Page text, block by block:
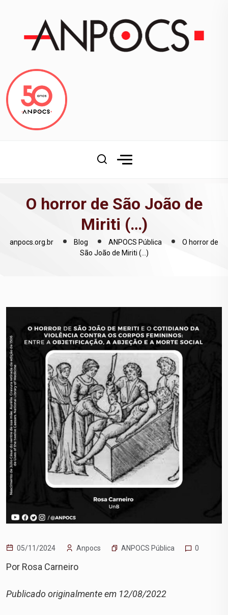
O horror de São João de
Miriti (…)
anpocs.org.br Blog ANPOCS Pública
O horror de
São João de Miriti (…)
05/11/2024 Anpocs ANPOCS Pública 0
Por Rosa Carneiro
Publicado originalmente em 12/08/2022